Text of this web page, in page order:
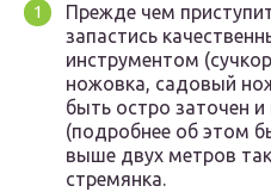
Прежде чем
запастись
инструментом
ножовка, садовый
быть остро заточен
(подробнее об этом
выше двух метров
стремянка.